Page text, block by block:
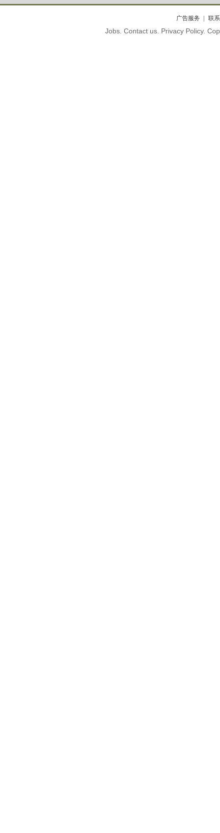
广告服务 联
Jobs. Contact us. Privacy Policy.